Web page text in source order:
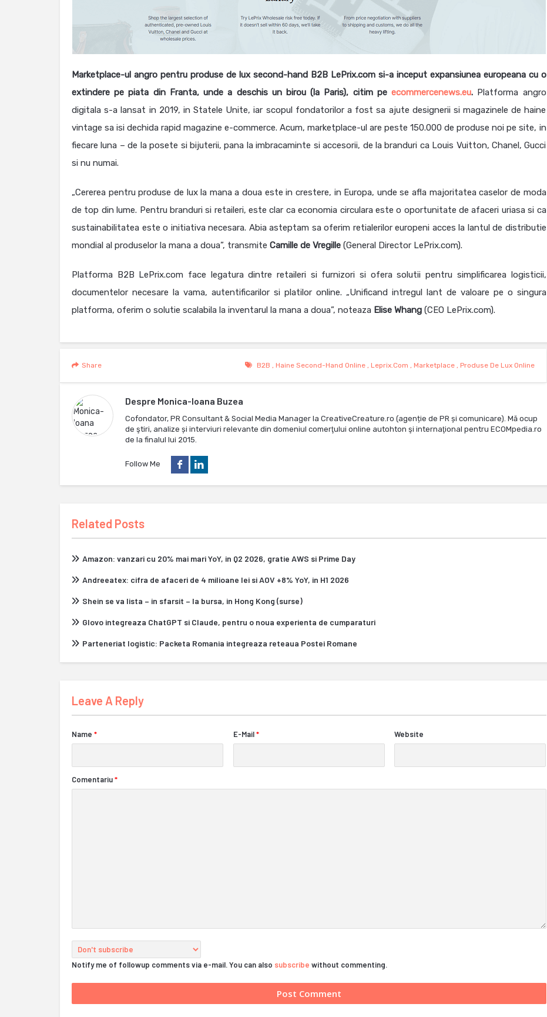
Marketplace-ul angro pentru produse de lux second-hand B2B LePrix.com si-a inceput expansiunea europeana cu o
extindere pe piata din Franta, unde a deschis un birou (la Paris), citim peecommercenews.eu. Platforma angro
digitala s-a lansat in 2019, in Statele Unite, iar scopul fondatorilor a fost sa ajute designerii si magazinele de haine
vintage sa isi dechida rapid magazine e-commerce. Acum, marketplace-ul are peste 150.000 de produse noi pe site, in
fiecare luna – de la posete si bijuterii, pana la imbracaminte si accesorii, de la branduri ca Louis Vuitton, Chanel, Gucci
si nu numai.
„Cererea pentru produse de lux la mana a doua este in crestere, in Europa, unde se afla majoritatea caselor de moda
de top din lume. Pentru branduri si retaileri, este clar ca economia circulara este o oportunitate de afaceri uriasa si ca
sustainabilitatea este o initiativa necesara. Abia asteptam sa oferim retialerilor europeni acces la lantul de distributie
mondial al produselor la mana a doua”, transmite Camille de Vregille (General Director LePrix.com).
Platforma B2B LePrix.com face legatura dintre retaileri si furnizori si ofera solutii pentru simplificarea logisticii,
documentelor necesare la vama, autentificarilor si platilor online. „Unificand intregul lant de valoare pe o singura
platforma, oferim o solutie scalabila la inventarul la mana a doua”, noteaza Elise Whang (CEO LePrix.com).
B2B , Haine Second-Hand Online, Leprix.com , Marketplace, Produse De Lux Online
Share
Despre Monica-Ioana Buzea
Cofondator, PR Consultant & Social Media Manager la CreativeCreature.ro (agenție de PR și comunicare). Mă ocup
de ştiri, analize și interviuri relevante din domeniul comerţului online autohton şi internaţional pentru ECOMpedia.ro
de la finalul lui 2015.
Follow Me
Related Posts
Amazon: vanzari cu 20% mai mari YoY, in Q2 2026, gratie AWS si Prime Day
Andreeatex: cifra de afaceri de 4 milioane lei si AOV +8% YoY, in H1 2026
Shein se va lista – in sfarsit – la bursa, in Hong Kong (surse)
Glovo integreaza ChatGPT si Claude, pentru o noua experienta de cumparaturi
Parteneriat logistic: Packeta Romania integreaza reteaua Postei Romane
Leave A Reply
Name * E-Mail * Website
Comentariu*
Notify me of followup comments via e-mail. You can also subscribe without commenting.